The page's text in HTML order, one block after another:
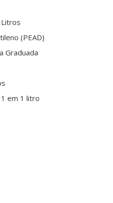
Litros
(PEAD)
Graduada
em 1 litro